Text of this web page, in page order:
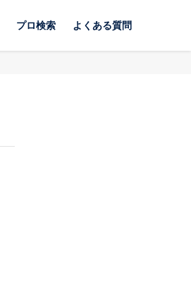
プロ検索 よくある質問